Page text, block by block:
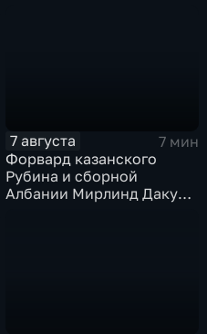
7 августа
7 мин
Форвард казанского
Рубина и сборной
Албании Мирлинд Даку